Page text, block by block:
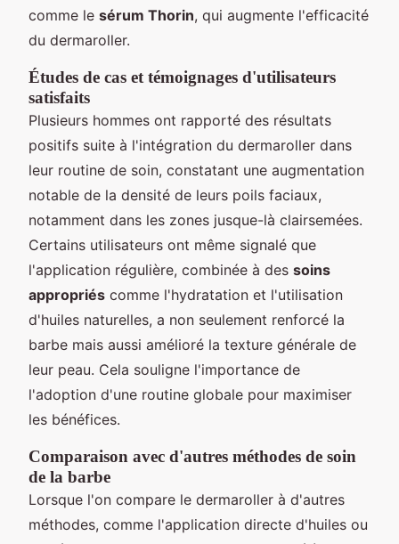
comme le sérum Thorin, qui augmente l'efficacité
du dermaroller.
Études de cas et témoignages d'utilisateurs
satisfaits
Plusieurs hommes ont rapporté des résultats
positifs suite à l'intégration du dermaroller dans
leur routine de soin, constatant une augmentation
notable de la densité de leurs poils faciaux,
notamment dans les zones jusque-là clairsemées.
Certains utilisateurs ont même signalé que
l'application régulière, combinée à des soins
appropriés comme l'hydratation et l'utilisation
d'huiles naturelles, a non seulement renforcé la
barbe mais aussi amélioré la texture générale de
leur peau. Cela souligne l'importance de
l'adoption d'une routine globale pour maximiser
les bénéfices.
Comparaison avec d'autres méthodes de soin
de la barbe
Lorsque l'on compare le dermaroller à d'autres
méthodes, comme l'application directe d'huiles ou